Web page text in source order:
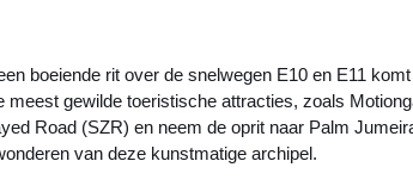
boeiende rit over de snelwegen E10 en E11
meest gewilde toeristische attracties, zoals
Road (SZR) en neem de oprit naar Palm
van deze kunstmatige archipel.